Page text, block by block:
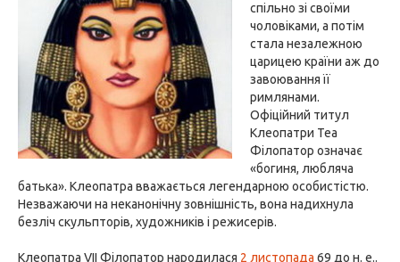
спільно зі своїми
чоловіками, а потім
стала незалежною
царицею країни аж до
завоювання її
римлянами.
Офіційний титул
Клеопатри Теа
Філопатор означає
«богиня, любляча
батька». Клеопатра вважається легендарною особистістю.
Незважаючи на неканонічну зовнішність, вона надихнула
безліч скульпторів, художників і режисерів.
Клеопатра VII Філопатор народилася 2 листопада 69 до н. е..